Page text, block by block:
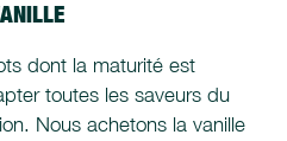
dont la maturité est
toutes les saveurs du
Nous achetons la vanille